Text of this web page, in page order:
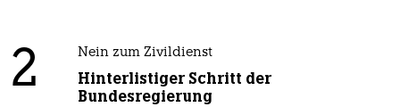
2 Nein zum Zivildienst
Hinterlistiger Schritt der
Bundesregierung